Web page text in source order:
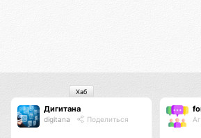
Дигитана
digitana Поделиться
Хаб